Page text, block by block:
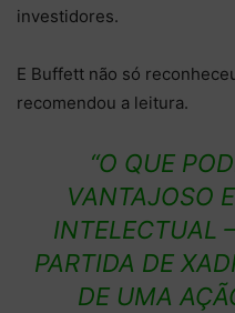
investidores.
E Buffett não só
recomendou a leitura.
“O QUE
VANTAJOSO
INTELECTUAL
PARTIDA DE
DE UMA